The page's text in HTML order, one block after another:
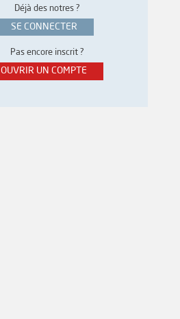
Déjà des notres ?
SE CONNECTER
Pas encore inscrit ?
OUVRIR UN COMPTE